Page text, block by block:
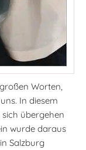
Worten,
In diesem
übergehen
wurde daraus
Salzburg